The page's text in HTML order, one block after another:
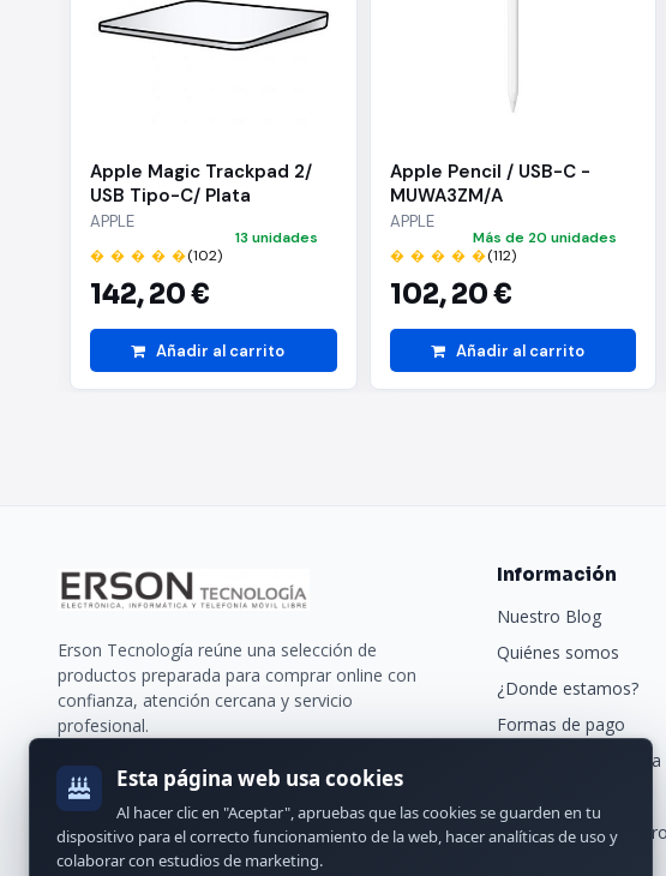
Apple Magic Trackpad 2/
USB Tipo-C/ Plata
APPLE
� � � � �(102)
142,20 €
13 unidades
Añadir al carrito
Apple Pencil / USB-C -
MUWA3ZM/A
APPLE
� � � � �(112)
102,20 €
Más de 20 unidades
Añadir al carrito
Erson Tecnología reúne una selección de
productos preparada para comprar online con
confianza, atención cercana y servicio
profesional.
Información
Nuestro Blog
Quiénes somos
¿Donde estamos?
Formas de pago
Transporte y entrega
Contacta con
Esta página web usa cookies
Al hacer clic en "Aceptar", apruebas que las cookies se guarden en tu
dispositivo para el correcto funcionamiento de la web, hacer analíticas de uso y
colaborar con estudios de marketing.